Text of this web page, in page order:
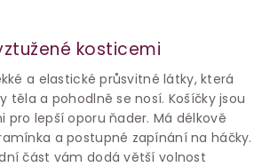
kosticemi
a elastické průsvitné látky, která
těla a pohodlně se nosí. Košíčky jsou
pro lepší oporu ňader. Má délkově
a postupné zapínání na háčky.
část vám dodá větší volnost